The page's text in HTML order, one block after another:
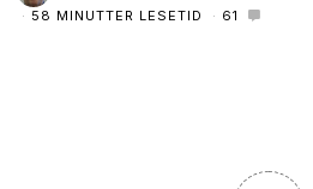
58 MINUTTER LESETID
61